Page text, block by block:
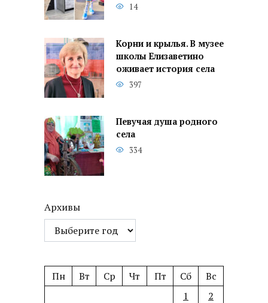
14
Корни и крылья. В музее
школы Елизаветино
оживает история села
397
Певучая душа родного
села
334
Архивы
Пн Вт Ср Чт Пт Сб
Вс
1
2